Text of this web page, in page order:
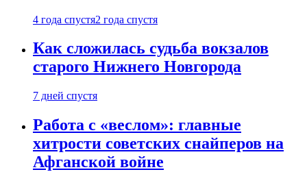
4 года спустя2 года спустя
Как сложилась судьба вокзалов
старого Нижнего Новгорода
7 дней спустя
Работа с «веслом»: главные
хитрости советских снайперов на
Афганской войне